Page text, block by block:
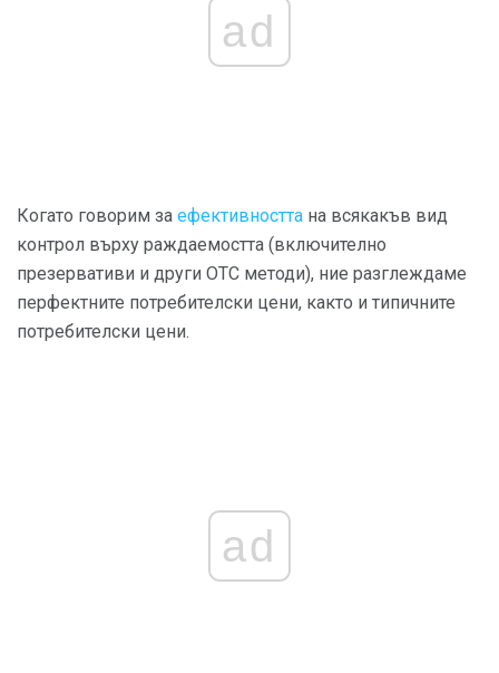
ad
Когато говорим за ефективността на всякакъв вид
контрол върху раждаемостта (включително
презервативи и други OTC методи), ние разглеждаме
перфектните потребителски цени, както и типичните
потребителски цени.
ad